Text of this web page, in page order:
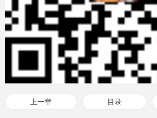
上一章 目录